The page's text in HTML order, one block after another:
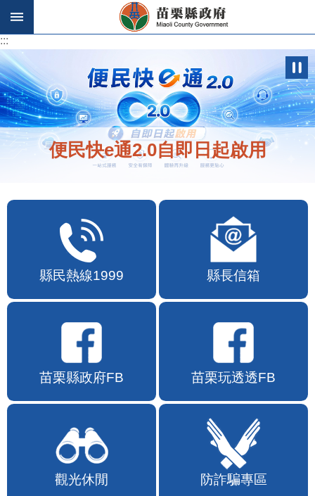
跳到主要內容區塊
:::
:::
便民快e通2.0自即日起啟用
縣民熱線1999 縣長信箱
苗栗縣政府FB 苗栗玩透透FB
觀光休閒 防詐騙專區